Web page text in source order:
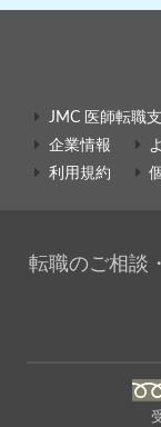
JMC 医師転職
企業情報
利用規約
転職のご相談